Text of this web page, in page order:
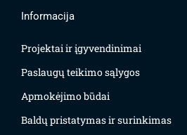
Informacija
Projektai ir įgyvendinimai
Paslaugų teikimo sąlygos
Apmokėjimo būdai
Baldų pristatymas ir surinkimas